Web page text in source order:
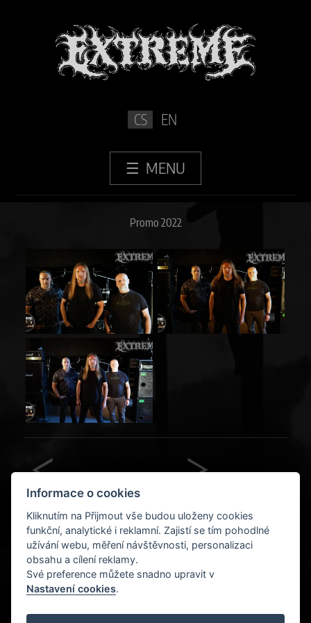
CS EN
Promo 2022
Promo 2022
Jaro 2025
AB Records - Save Your
Soul
Informace o cookies
Kliknutím na Přijmout vše budou uloženy cookies
funkční, analytické i reklamní. Zajistí se tím pohodlné
užívání webu, měření návštěvnosti, personalizaci
obsahu a cílení reklamy.
Své preference můžete snadno upravit v
Nastavení cookies.